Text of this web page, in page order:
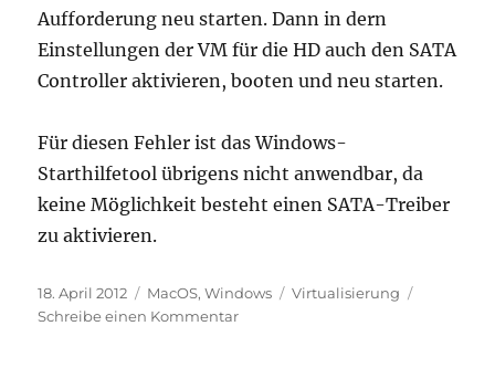
Aufforderung neu starten. Dann in dern
Einstellungen der VM für die HD auch den SATA
Controller aktivieren, booten und neu starten.
Für diesen Fehler ist das Windows-
Starthilfetool übrigens nicht anwendbar, da
keine Möglichkeit besteht einen SATA-Treiber
zu aktivieren.
Veröffentlicht
am
18. April 2012 Kategorien
MacOS,Windows Schlagwörter
Virtualisierung
Schreibe einen Kommentarzu